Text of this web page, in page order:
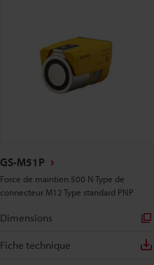
GS-M51P
Force de maintien 500 N Type de
connecteur M12 Type standard PNP
Dimensions
Fiche technique